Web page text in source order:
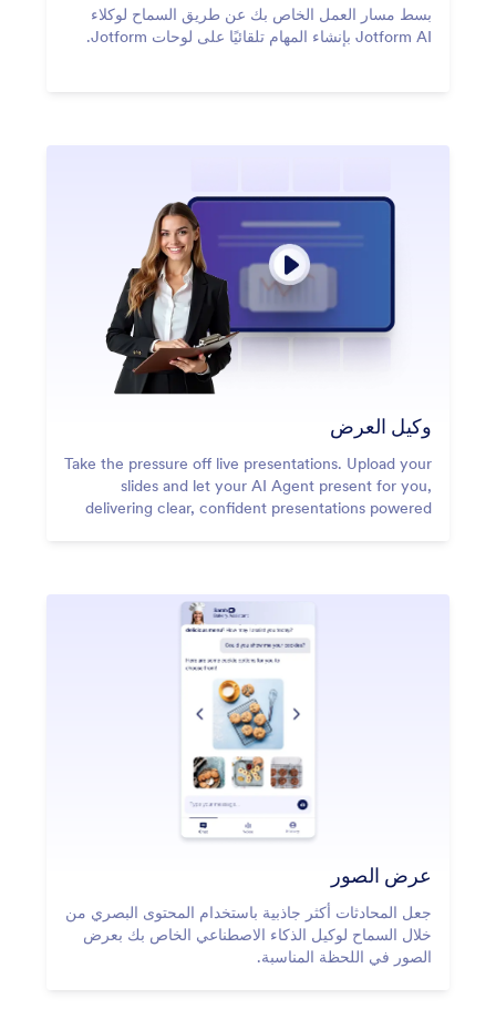
بسط مسار العمل الخاص بك عن طريق السماح لوكلاء
Jotform AI بإنشاء المهام تلقائيًا على لوحات Jotform.
وكيل العرض
Take the pressure off live presentations. Upload your
slides and let your AI Agent present for you,
delivering clear, confident presentations powered
عرض الصور
جعل المحادثات أكثر جاذبية باستخدام المحتوى البصري من
خلال السماح لوكيل الذكاء الاصطناعي الخاص بك بعرض
الصور في اللحظة المناسبة.